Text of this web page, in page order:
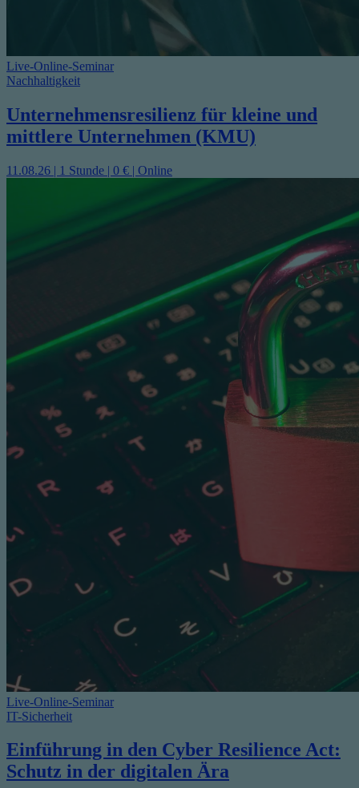
Live-Online-Seminar
Nachhaltigkeit
Unternehmensresilienz für kleine und
mittlere Unternehmen (KMU)
11.08.26 | 1 Stunde | 0 € | Online
Live-Online-Seminar
IT-Sicherheit
Einführung in den Cyber Resilience Act:
Schutz in der digitalen Ära